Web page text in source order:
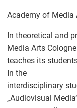
Academy of Media
In theoretical and
Media Arts Cologne
teaches its
In the
interdisciplinary
„Audiovisual